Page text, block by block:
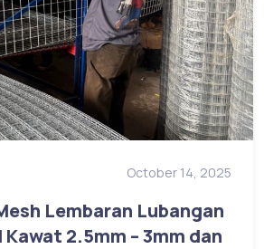
October 14, 2025
Lembaran Lubangan
2.5mm – 3mm dan